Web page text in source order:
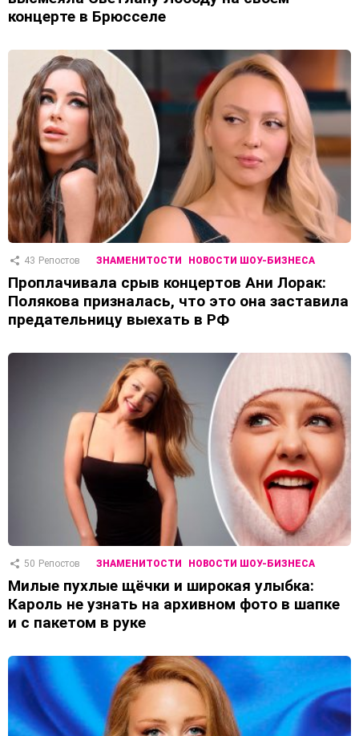
концерте в Брюсселе
43 Репостов ЗНАМЕНИТОСТИ НОВОСТИ ШОУ-БИЗНЕСА
Проплачивала срыв концертов Ани Лорак:
Полякова призналась, что это она заставила
предательницу выехать в РФ
50 Репостов ЗНАМЕНИТОСТИ НОВОСТИ ШОУ-БИЗНЕСА
Милые пухлые щёчки и широкая улыбка:
Кароль не узнать на архивном фото в шапке
и с пакетом в руке